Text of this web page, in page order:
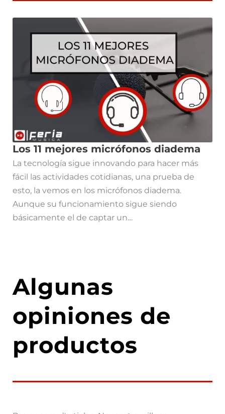
Los 11 mejores micrófonos diadema
La tecnología sigue innovando para hacer más
fácil las actividades cotidianas, una prueba de
esto, la vemos en los micrófonos diadema.
Aunque su funcionamiento sigue siendo
básicamente el de captar un…
Algunas
opiniones de
productos